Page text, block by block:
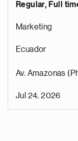
Regular, Full
Marketing
Ecuador
Av. Amazonas
Jul 24, 2026